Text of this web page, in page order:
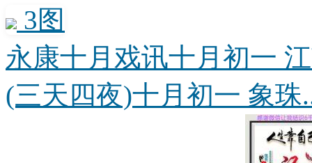
3图
永康十月戏讯十月初一
(三天四夜)十月初一 象珠